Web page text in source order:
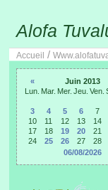
Alofa
Accueil /
« Juin 2013
Lun. Mar. Mer. Jeu. Ven.
3
4 5 6 7
10
11 12 13 14
17
18 19 20 21
24
25 26 27 28
06/08/2026